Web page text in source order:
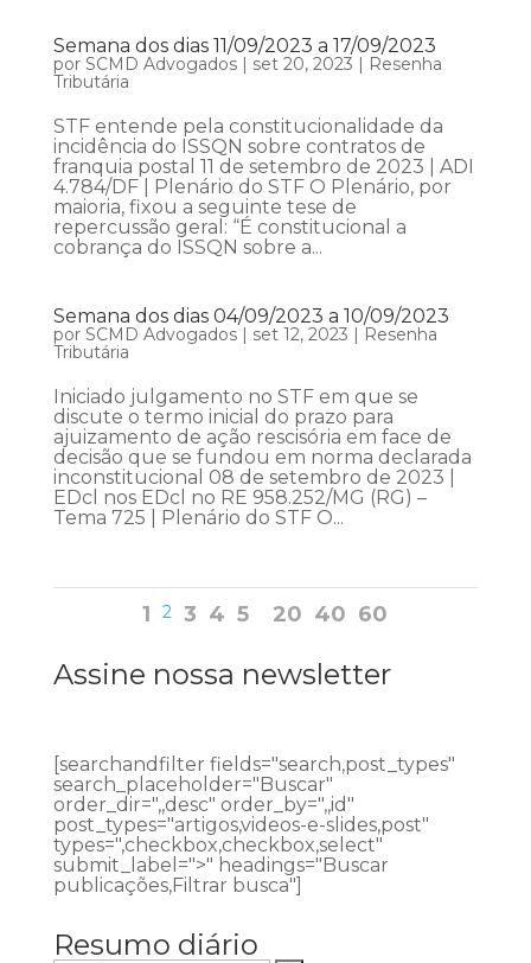
Semana dos dias 11/09/2023 a 17/09/2023
por SCMD Advogados| set 20, 2023 | Resenha
Tributária
STF entende pela constitucionalidade da
incidência do ISSQN sobre contratos de
franquia postal 11 de setembro de 2023 | ADI
4.784/DF | Plenário do STF O Plenário, por
maioria, fixou a seguinte tese de
repercussão geral: “É constitucional a
cobrança do ISSQN sobre a...
Semana dos dias 04/09/2023 a 10/09/2023
por SCMD Advogados| set 12, 2023 | Resenha
Tributária
Iniciado julgamento no STF em que se
discute o termo inicial do prazo para
ajuizamento de ação rescisória em face de
decisão que se fundou em norma declarada
inconstitucional 08 de setembro de 2023 |
EDcl nos EDcl no RE 958.252/MG (RG) –
Tema 725 | Plenário do STF O...
1 2 3 4 5 20 40 60
Assine nossa newsletter
[searchandfilter fields="search,post_types"
search_placeholder="Buscar"
order_dir=",,desc" order_by=",,id"
post_types="artigos,videos-e-slides,post"
types=",checkbox,checkbox,select"
submit_label=">" headings="Buscar
publicações,Filtrar busca"]
Resumo diário